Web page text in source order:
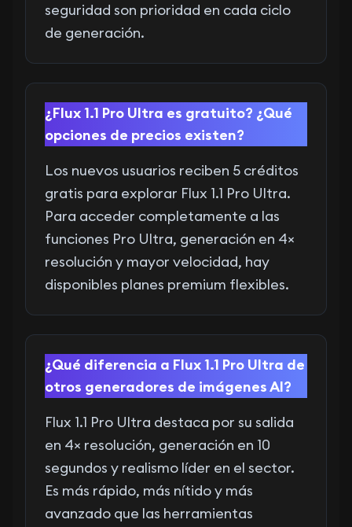
seguridad son prioridad en cada ciclo
de generación.
¿Flux 1.1 Pro Ultra es gratuito? ¿Qué
opciones de precios existen?
Los nuevos usuarios reciben 5 créditos
gratis para explorar Flux 1.1 Pro Ultra.
Para acceder completamente a las
funciones Pro Ultra, generación en 4×
resolución y mayor velocidad, hay
disponibles planes premium flexibles.
¿Qué diferencia a Flux 1.1 Pro Ultra de
otros generadores de imágenes AI?
Flux 1.1 Pro Ultra destaca por su salida
en 4× resolución, generación en 10
segundos y realismo líder en el sector.
Es más rápido, más nítido y más
avanzado que las herramientas